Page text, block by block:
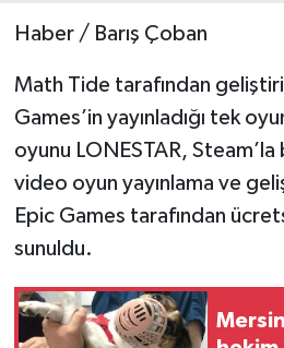
Haber / Barış Çoban
Math Tide tarafından
Games’in yayınladığı tek
oyunu LONESTAR,
video oyun yayınlama ve
Epic Games tarafından
sunuldu.
Resmi İlan
Sağlık
Spor
Sürmanşet